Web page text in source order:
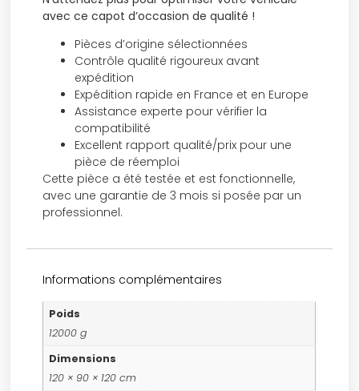
avec ce capot d’occasion de qualité !
Pièces d’origine sélectionnées
Contrôle qualité rigoureux avant
expédition
Expédition rapide en France et en Europe
Assistance experte pour vérifier la
compatibilité
Excellent rapport qualité/prix pour une
pièce de réemploi
Cette pièce a été testée et est fonctionnelle,
avec une garantie de 3 mois si posée par un
professionnel.
Informations complémentaires
Poids
12000 g
Dimensions
120 × 90 × 120 cm